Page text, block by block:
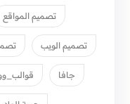
تصميم المواقع
تصميم الويب
جافا